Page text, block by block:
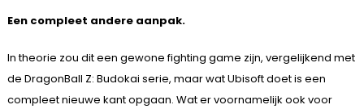
Een compleet andere aanpak.
In theorie zou dit een gewone fighting game zijn, vergelijkend met
de DragonBall Z: Budokai serie, maar wat Ubisoft doet is een
compleet nieuwe kant opgaan. Wat er voornamelijk ook voor